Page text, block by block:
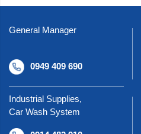
General Manager
0949 409 690
Industrial Supplies,
Car Wash System